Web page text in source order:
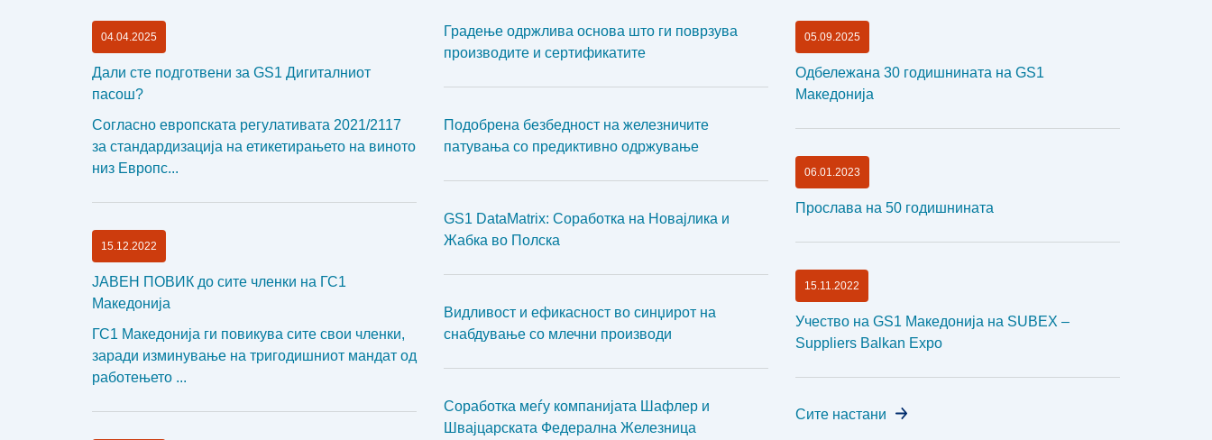
04.04.2025
Дали сте подготвени за GS1 Дигиталниот
пасош?
Согласно европската регулативата 2021/2117
за стандардизација на етикетирањето на виното
низ Европс...
15.12.2022
ЈАВЕН ПОВИК до сите членки на ГС1
Македонија
ГС1 Македонија ги повикува сите свои членки,
заради изминување на тригодишниот мандат од
работењето ...
Градење одржлива основа што ги поврзува
производите и сертификатите
Подобрена безбедност на железничите
патувања со предиктивно одржување
GS1 DataMatrix: Соработка на Новајлика и
Жабка во Полска
Видливост и ефикасност во синџирот на
снабдување со млечни производи
Соработка меѓу компанијата Шафлер и
Швајцарската Федерална Железница
05.09.2025
Одбележана 30 годишнината на GS1
Македонија
06.01.2023
Прослава на 50 годишнината
15.11.2022
Учество на GS1 Македонија на SUBEX –
Suppliers Balkan Expo
Сите настани